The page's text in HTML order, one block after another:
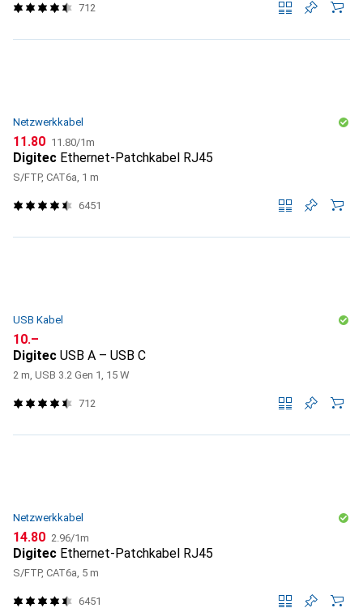
712
Netzwerkkabel
CHF
11.80 CHF
11.80/1m
Digitec Ethernet-Patchkabel RJ45
S/FTP, CAT6a, 1 m
6451
USB Kabel
CHF
10.–
Digitec USB A – USB C
2 m, USB 3.2 Gen 1, 15 W
712
Netzwerkkabel
CHF
14.80 CHF
2.96/1m
Digitec Ethernet-Patchkabel RJ45
S/FTP, CAT6a, 5 m
6451